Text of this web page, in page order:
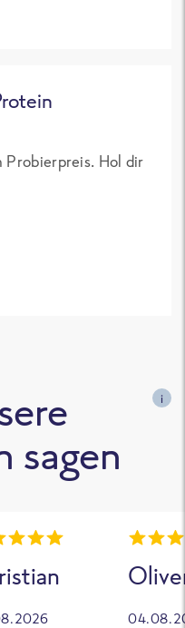
Probierpreis. Hol dir
sagen
i